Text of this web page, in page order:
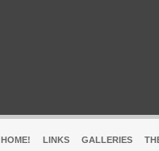
HOME! LINKS GALLERIES